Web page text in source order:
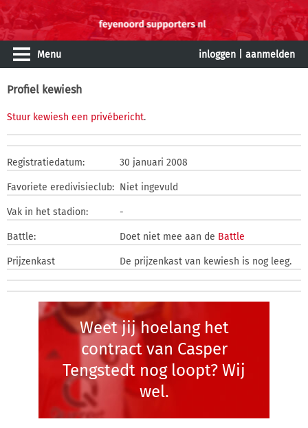
Menu inloggen aanmelden
Profiel kewiesh
Stuur kewiesh een privébericht.
Registratiedatum: 30 januari 2008
Favoriete eredivisieclub: Niet ingevuld
Vak in het stadion: -
Battle: Doet niet mee aan de Battle
Prijzenkast De prijzenkast van kewiesh is nog leeg.
Weet jij hoelang het
contract van Casper
Tengstedt nog loopt? Wij
wel.